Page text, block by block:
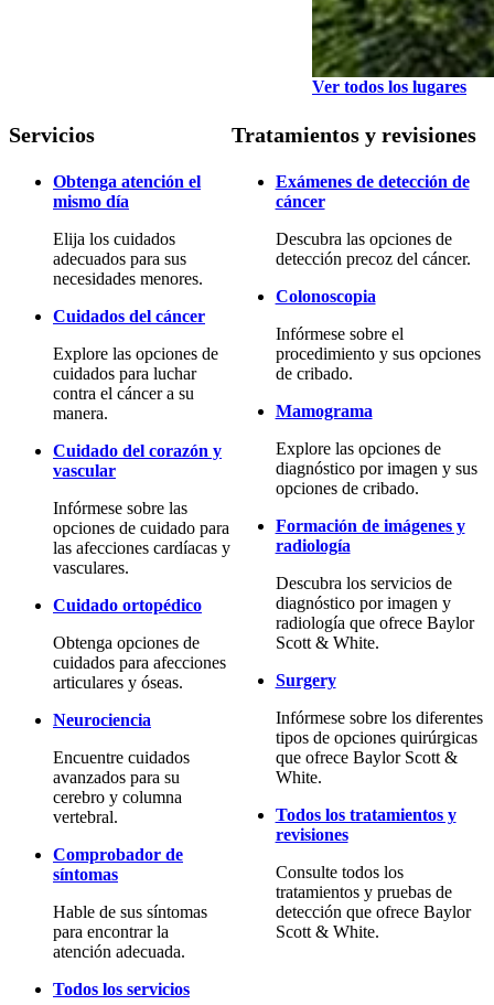
Ver todos los lugares
Servicios
Obtenga atención el
mismo día
Elija los cuidados
adecuados para sus
necesidades menores.
Cuidados del cáncer
Explore las opciones de
cuidados para luchar
contra el cáncer a su
manera.
Cuidado del corazón y
vascular
Infórmese sobre las
opciones de cuidado para
las afecciones cardíacas y
vasculares.
Cuidado ortopédico
Obtenga opciones de
cuidados para afecciones
articulares y óseas.
Neurociencia
Encuentre cuidados
avanzados para su
cerebro y columna
vertebral.
Comprobador de
síntomas
Hable de sus síntomas
para encontrar la
atención adecuada.
Todos los servicios
Tratamientos y revisiones
Exámenes de detección de
cáncer
Descubra las opciones de
detección precoz del cáncer.
Colonoscopia
Infórmese sobre el
procedimiento y sus opciones
de cribado.
Mamograma
Explore las opciones de
diagnóstico por imagen y sus
opciones de cribado.
Formación de imágenes y
radiología
Descubra los servicios de
diagnóstico por imagen y
radiología que ofrece Baylor
Scott & White.
Surgery
Infórmese sobre los diferentes
tipos de opciones quirúrgicas
que ofrece Baylor Scott &
White.
Todos los tratamientos y
revisiones
Consulte todos los
tratamientos y pruebas de
detección que ofrece Baylor
Scott & White.